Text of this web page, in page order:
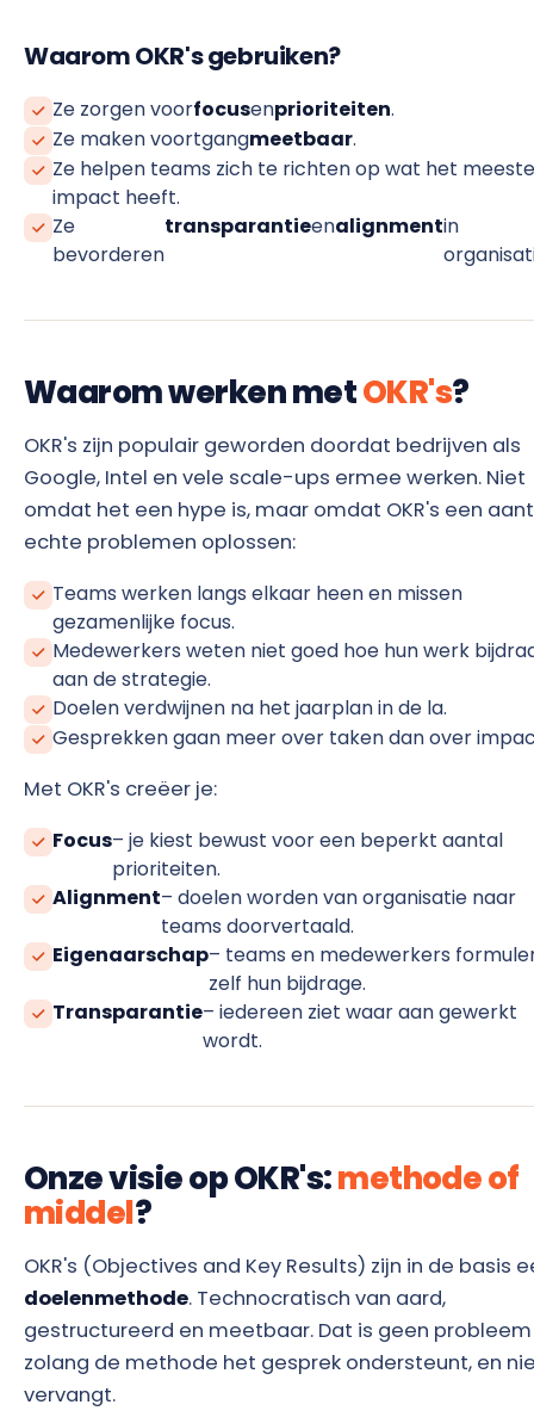
Waarom OKR's gebruiken?
Ze zorgen voorfocusenprioriteiten.
Ze maken voortgangmeetbaar.
Ze helpen teams zich te richten op wat het meeste
impact heeft.
Ze
bevorderen
transparantieenalignmentin
Waarom werken metOKR's?
OKR's zijn populair geworden doordat bedrijven als
Google, Intel en vele scale-ups ermee werken. Niet
omdat het een hype is, maar omdat OKR's een
echte problemen oplossen:
Teams werken langs elkaar heen en missen
gezamenlijke focus.
Medewerkers weten niet goed hoe hun werk
aan de strategie.
Doelen verdwijnen na het jaarplan in de la.
Gesprekken gaan meer over taken dan over
Met OKR's creëer je:
Focus– je kiest bewust voor een beperkt aantal
prioriteiten.
Alignment– doelen worden van organisatie naar
teams doorvertaald.
Eigenaarschap– teams en medewerkers
zelf hun bijdrage.
Transparantie– iedereen ziet waar aan gewerkt
wordt.
Onze visie op OKR's:methode of
middel?
OKR's (Objectives and Key Results) zijn in de basis
doelenmethode. Technocratisch van aard,
gestructureerd en meetbaar. Dat is geen
zolang de methode het gesprek ondersteunt, en
vervangt.